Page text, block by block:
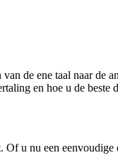
de ene taal naar de
en hoe u de beste
u nu een